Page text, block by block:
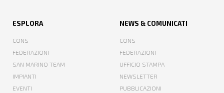
ESPLORA
CONS
FEDERAZIONI
SAN MARINO TEAM
IMPIANTI
EVENTI
NEWS & COMUNICATI
CONS
FEDERAZIONI
UFFICIO STAMPA
NEWSLETTER
PUBBLICAZIONI